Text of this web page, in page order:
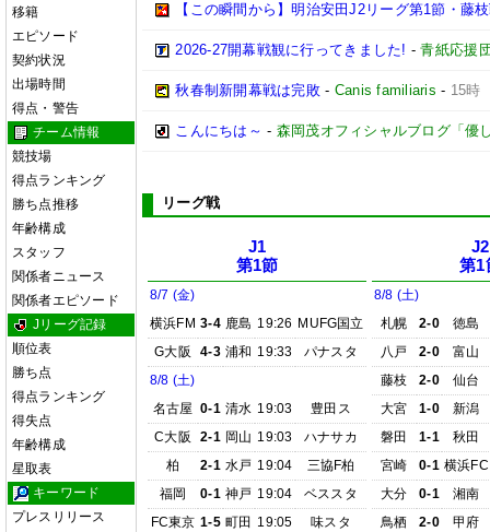
移籍
エピソード
契約状況
出場時間
得点・警告
チーム情報
競技場
得点ランキング
勝ち点推移
年齢構成
スタッフ
関係者ニュース
関係者エピソード
Jリーグ記録
順位表
勝ち点
得点ランキング
得失点
年齢構成
星取表
キーワード
プレスリリース
【この瞬間から】明治安田J2リーグ第1節・藤
2026-27開幕戦観に行ってきました! -青紙応援
秋春制新開幕戦は完敗- Canis familiaris - 15時
こんにちは～ - 森岡茂オフィシャルブログ「優
リーグ戦
J1
第1節
8/7 (金)
横浜FM 3-4 鹿島 19:26 MUFG国立
G大阪
4-3 浦和 19:33
パナスタ
8/8 (土)
名古屋 0-1 清水 19:03
豊田ス
C大阪
2-1 岡山 19:03
ハナサカ
柏
2-1 水戸 19:04
三協F柏
福岡
0-1 神戸 19:04
ベススタ
FC東京 1-5 町田 19:05
味スタ
J2
第1
8/8 (土)
札幌
2-0
徳島
八戸
2-0
富山
藤枝
2-0
仙台
大宮
1-0
新潟
磐田
1-1
秋田
宮崎
0-1 横浜FC
大分
0-1
湘南
鳥栖
2-0
甲府